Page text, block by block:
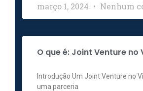
março 1, 2024 Nenhum
O que é: Joint Venture no
Introdução Um Joint Venture no
uma parceria